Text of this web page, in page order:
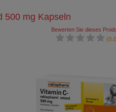
500 mg Kapseln
Bewerten Sie dieses